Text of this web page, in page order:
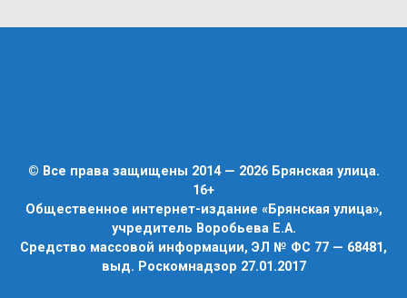
© Все права защищены 2014 — 2026 Брянская улица.
16+
Общественное интернет-издание «Брянская улица»,
учредитель Воробьева Е.А.
Средство массовой информации, ЭЛ № ФС 77 — 68481,
выд. Роскомнадзор 27.01.2017